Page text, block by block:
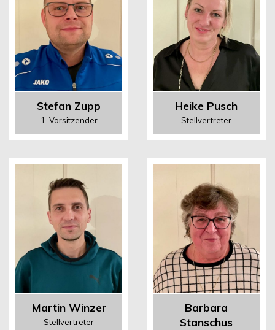
Stefan Zupp
1. Vorsitzender
Heike Pusch
Stellvertreter
Martin Winzer
Stellvertreter
Barbara
Stanschus